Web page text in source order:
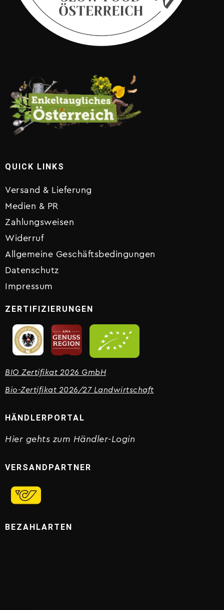
HÄNDLERPORTAL
Hier gehts zum Händler-Login
VERSANDPARTNER
BEZAHLARTEN
QUICK LINKS
Versand & Lieferung
Medien & PR
Zahlungsweisen
Widerruf
Allgemeine Geschäftsbedingungen
Datenschutz
Impressum
ZERTIFIZIERUNGEN
BIO Zertifikat 2026 GmbH
Bio-Zertifikat 2026/27 Landwirtschaft